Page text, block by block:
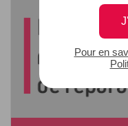
Pour en